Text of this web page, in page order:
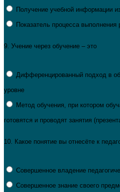
Получение учебной информации
Показатель процесса выполнения
9. Учение через обучение – это
Дифференцированный подход в
уровне
Метод обучения, при котором
готовятся и проводят занятия
10. Какое понятие вы отнесёте к
Совершенное владение
Совершенное знание своего